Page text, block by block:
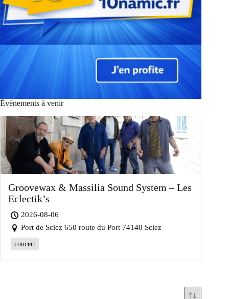
Évènements à venir
Groovewax & Massilia Sound System – Les
Eclectik’s
2026-08-06
Port de Sciez 650 route du Port 74140 Sciez
concert